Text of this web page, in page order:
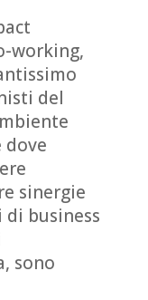
working,
del
sinergie
business
sono